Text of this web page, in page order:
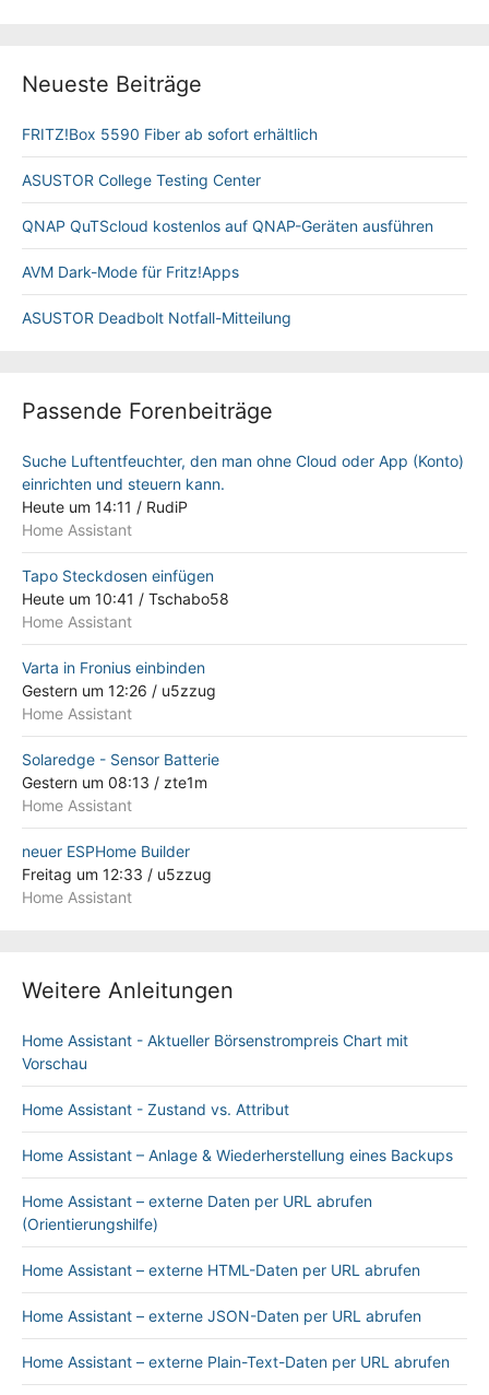
Neueste Beiträge
FRITZ!Box 5590 Fiber ab sofort erhältlich
ASUSTOR College Testing Center
QNAP QuTScloud kostenlos auf QNAP-Geräten ausführen
AVM Dark-Mode für Fritz!Apps
ASUSTOR Deadbolt Notfall-Mitteilung
Passende Forenbeiträge
Suche Luftentfeuchter, den man ohne Cloud oder App (Konto)
einrichten und steuern kann.
Heute um 14:11 / RudiP
Home Assistant
Tapo Steckdosen einfügen
Heute um 10:41 / Tschabo58
Home Assistant
Varta in Fronius einbinden
Gestern um 12:26 / u5zzug
Home Assistant
Solaredge - Sensor Batterie
Gestern um 08:13 / zte1m
Home Assistant
neuer ESPHome Builder
Freitag um 12:33 / u5zzug
Home Assistant
Weitere Anleitungen
Home Assistant - Aktueller Börsenstrompreis Chart mit
Vorschau
Home Assistant - Zustand vs. Attribut
Home Assistant – Anlage & Wiederherstellung eines Backups
Home Assistant – externe Daten per URL abrufen
(Orientierungshilfe)
Home Assistant – externe HTML-Daten per URL abrufen
Home Assistant – externe JSON-Daten per URL abrufen
Home Assistant – externe Plain-Text-Daten per URL abrufen